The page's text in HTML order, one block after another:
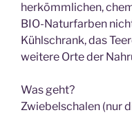
herkömmlichen,
BIO-Naturfarben
Kühlschrank, das
weitere Orte der
Was geht?
Zwiebelschalen (nur